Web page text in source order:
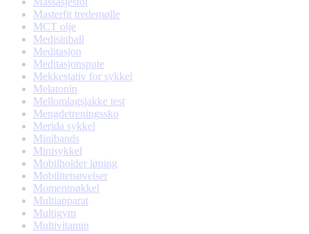
Masterfit tredemølle
MCT olje
Medisinball
Meditasjon
Meditasjonspute
Mekkestativ for sykkel
Melatonin
Mellomlagsjakke test
Mengdetreningssko
Merida sykkel
Minibands
Minisykkel
Mobilholder løping
Mobilitetsøvelser
Momentnøkkel
Multiapparat
Multigym
Multivitamin